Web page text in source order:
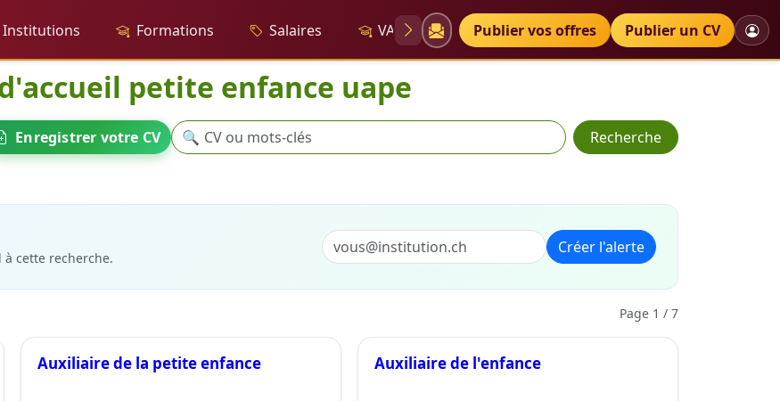
Institutions Formations Salaires VAE Diplômes Petites annonces
Publier vos offres Publier un CV
petite enfance uape
petite enfance uape
Enregistrer votre CV Recherche
🔍 Recherche
à cette recherche.
Créer l'alerte
Page 1 / 7
Auxiliaire de la petite enfance Auxiliaire de l'enfance